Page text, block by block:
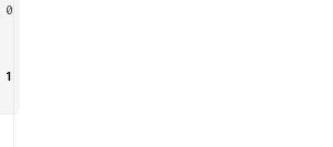
0
1